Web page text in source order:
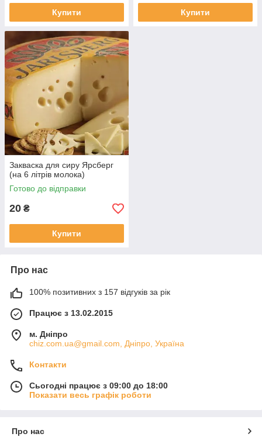
Купити Купити
Закваска для сиру Ярсберг
(на 6 літрів молока)
Готово до відправки
20 ₴
Купити
Про нас
100% позитивних з 157 відгуків за рік
Працює з 13.02.2015
м. Дніпро
chiz.com.ua@gmail.com, Дніпро, Україна
Контакти
Сьогодні працює з 09:00 до 18:00
Показати весь графік роботи
Про нас